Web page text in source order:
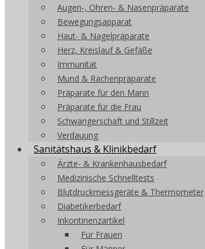
Augen-, Ohren- & Nasenpräparate
Bewegungsapparat
Haut- & Nagelpräparate
Herz, Kreislauf & Gefäße
Immunität
Mund & Rachenpräparate
Präparate für den Mann
Präparate für die Frau
Schwangerschaft und Stillzeit
Verdauung
Sanitätshaus & Klinikbedarf
Ärzte- & Krankenhausbedarf
Medizinische Schnelltests
Blutdruckmessgeräte & Thermometer
Diabetikerbedarf
Inkontinenzartikel
Für Frauen